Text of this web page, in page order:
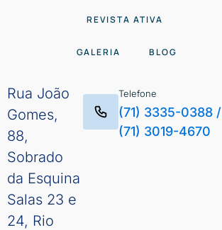
REVISTA ATIVA
GALERIA BLOG
Rua João
Gomes,
88,
Sobrado
da Esquina
Salas 23 e
24, Rio
Telefone
(71) 3335-0388/
(71) 3019-4670